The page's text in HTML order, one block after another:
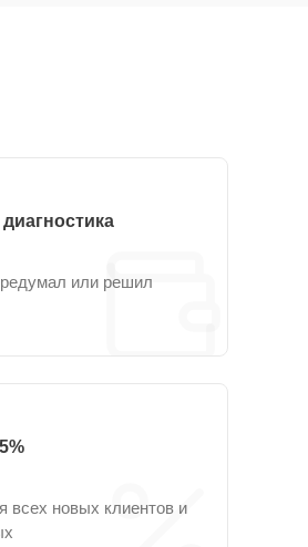
или решил
всех новых клиентов и